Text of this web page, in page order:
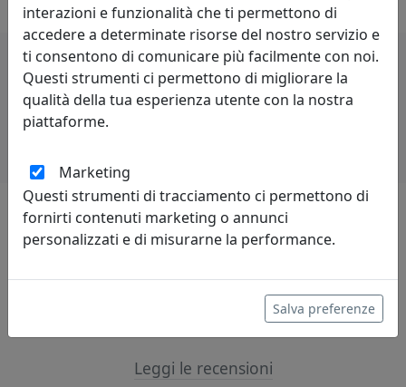
Potrebbero interessarti
Lascia una recensione
Leggi le recensioni
interazioni e funzionalità che ti permettono di
accedere a determinate risorse del nostro servizio e
ti consentono di comunicare più facilmente con noi.
Questi strumenti ci permettono di migliorare la
qualità della tua esperienza utente con la nostra
piattaforme.
Marketing
Questi strumenti di tracciamento ci permettono di
fornirti contenuti marketing o annunci
personalizzati e di misurarne la performance.
Salva preferenze